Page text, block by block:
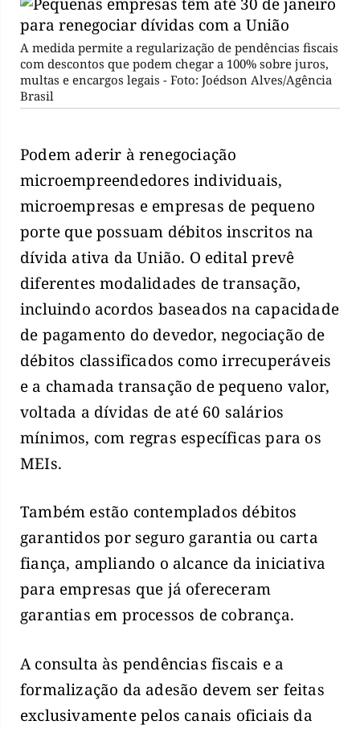
A medida permite a regularização de pendências fiscais
com descontos que podem chegar a 100% sobre juros,
multas e encargos legais - Foto: Joédson Alves/Agência
Brasil
Podem aderir à renegociação
microempreendedores individuais,
microempresas e empresas de pequeno
porte que possuam débitos inscritos na
dívida ativa da União. O edital prevê
diferentes modalidades de transação,
incluindo acordos baseados na capacidade
de pagamento do devedor, negociação de
débitos classificados como irrecuperáveis
e a chamada transação de pequeno valor,
voltada a dívidas de até 60 salários
mínimos, com regras específicas para os
MEIs.
Também estão contemplados débitos
garantidos por seguro garantia ou carta
fiança, ampliando o alcance da iniciativa
para empresas que já ofereceram
garantias em processos de cobrança.
A consulta às pendências fiscais e a
formalização da adesão devem ser feitas
exclusivamente pelos canais oficiais da